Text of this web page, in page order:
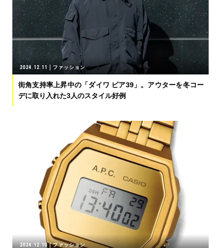
2024.12.11 ファッション
街角支持率上昇中の「ダイワ ピア39」。アウターを冬コー
デに取り入れた3人のスタイル好例
2024.12.10 ファッション